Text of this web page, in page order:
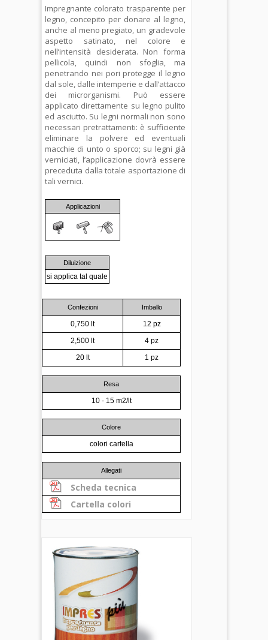
Impregnante colorato trasparente per
legno, concepito per donare al legno,
anche al meno pregiato, un gradevole
aspetto satinato, nel colore e
nell’intensità desiderata. Non forma
pellicola, quindi non sfoglia, ma
penetrando nei pori protegge il legno
dal sole, dalle intemperie e dall’attacco
dei microrganismi. Può essere
applicato direttamente su legno pulito
ed asciutto. Su legni normali non sono
necessari pretrattamenti: è sufficiente
eliminare la polvere ed eventuali
macchie di unto o sporco; su legni già
verniciati, l’applicazione dovrà essere
preceduta dalla totale asportazione di
tali vernici.
Applicazioni
Diluizione
si applica tal quale
Confezioni Imballo
0,750 lt
12 pz
2,500 lt
4 pz
20 lt
1 pz
Resa
10 - 15 m2/lt
Colore
colori cartella
Allegati
Scheda tecnica
Cartella colori